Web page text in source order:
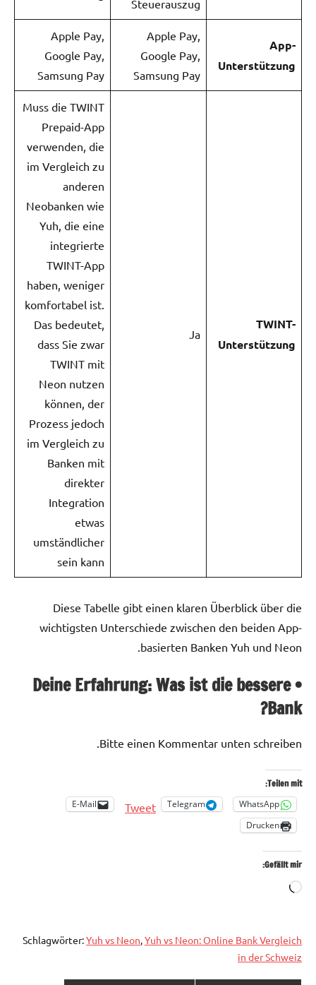
Steuerauszug
App-
Unterstützung
Apple Pay,
Google Pay,
Samsung Pay
Apple Pay,
Google Pay,
Samsung Pay
TWINT-
Unterstützung
Ja
Muss die TWINT
Prepaid-App
verwenden, die
im Vergleich zu
anderen
Neobanken wie
Yuh, die eine
integrierte
TWINT-App
haben, weniger
komfortabel ist.
Das bedeutet,
dass Sie zwar
TWINT mit
Neon nutzen
können, der
Prozess jedoch
im Vergleich zu
Banken mit
direkter
Integration
etwas
umständlicher
sein kann
Diese Tabelle gibt einen klaren Überblick über die
wichtigsten Unterschiede zwischen den beiden App-
basierten Banken Yuh und Neon.
• Deine Erfahrung: Was ist die bessere
Bank?
Bitte einen Kommentar unten schreiben.
Teilen mit:
WhatsApp
Telegram
Tweet
E-Mail
Drucken
Gefällt mir:
Wird
Schlagwörter:Yuh vs Neon,Yuh vs Neon: Online Bank Vergleich
in der Schweiz